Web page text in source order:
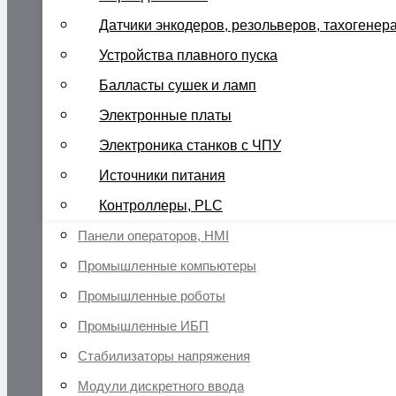
Датчики энкодеров, резольверов,
Устройства плавного пуска
Балласты сушек и ламп
Электронные платы
Электроника станков с ЧПУ
Источники питания
Контроллеры, PLC
Панели операторов, HMI
Промышленные компьютеры
Промышленные роботы
Промышленные ИБП
Стабилизаторы напряжения
Модули дискретного ввода